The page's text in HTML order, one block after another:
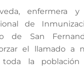
enfermera
de
de San
el llamado a
la